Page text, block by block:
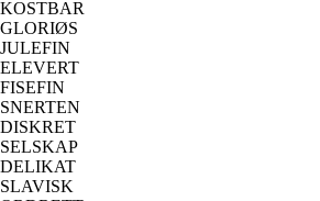
KOSTBAR
GLORIØS
JULEFIN
ELEVERT
FISEFIN
SNERTEN
DISKRET
SELSKAP
DELIKAT
SLAVISK